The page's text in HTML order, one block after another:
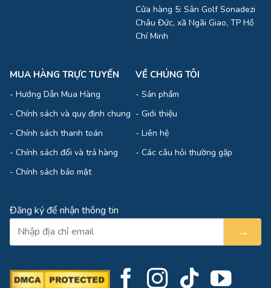
Cửa hàng 5: Sân Golf Sonadezi
Châu Đức, xã Ngãi Giao, TP Hồ
Chí Minh
MUA HÀNG TRỰC TUYẾN
- Hướng Dẫn Mua Hàng
- Chính sách và quy định chung
- Chính sách thanh toán
- Chính sách đổi và trả hàng
- Chính sách bảo mật
VỀ CHÚNG TÔI
- Sản phẩm
- Giới thiệu
- Liên hệ
- Các câu hỏi thường gặp
Đăng ký để nhận thông tin
→